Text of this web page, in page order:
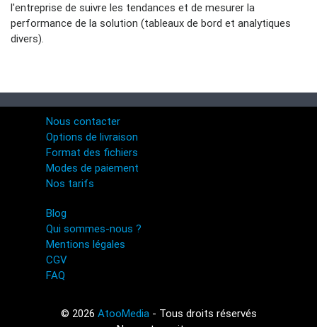
l'entreprise de suivre les tendances et de mesurer la
performance de la solution (tableaux de bord et analytiques
divers).
Nous contacter
Options de livraison
Format des fichiers
Modes de paiement
Nos tarifs
Blog
Qui sommes-nous ?
Mentions légales
CGV
FAQ
© 2026 AtooMedia- Tous droits réservés